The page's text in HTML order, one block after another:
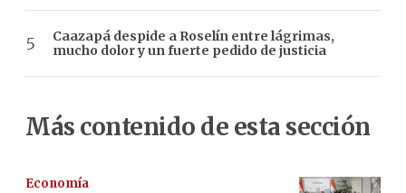
Caazapá despide a Roselín entre lágrimas,
mucho dolor y un fuerte pedido de justicia
Más contenido de esta sección
Economía